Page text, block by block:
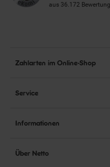
aus 36.172
Zahlarten im Online-Shop
Service
Informationen
Über Netto